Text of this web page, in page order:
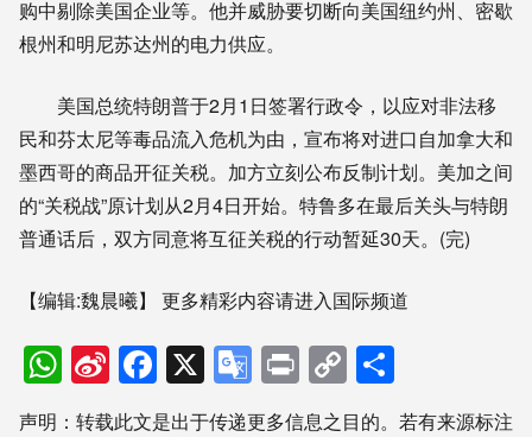
购中剔除美国企业等。他并威胁要切断向美国纽约州、密歇
根州和明尼苏达州的电力供应。
美国总统特朗普于2月1日签署行政令，以应对非法移
民和芬太尼等毒品流入危机为由，宣布将对进口自加拿大和
墨西哥的商品开征关税。加方立刻公布反制计划。美加之间
的“关税战”原计划从2月4日开始。特鲁多在最后关头与特朗
普通话后，双方同意将互征关税的行动暂延30天。(完)
【编辑:魏晨曦】 更多精彩内容请进入国际频道
WhatsApp
Sina
Weibo
Facebook
X Google
Translate
PrintCopy
Link享
声明：转载此文是出于传递更多信息之目的。若有来源标注